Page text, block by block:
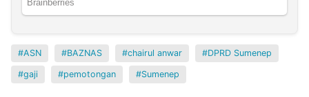
ASN BAZNAS chairul anwar DPRD Sumenep
gaji pemotongan Sumenep